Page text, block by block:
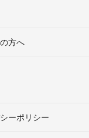
方へ
ーポリシー